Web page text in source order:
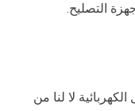
التصليح.
لا لنا من